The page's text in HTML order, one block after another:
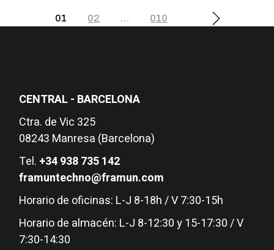
Paginación
01 02 … 010
CENTRAL - BARCELONA
Ctra. de Vic 325
08243 Manresa (Barcelona)
Tel. +34 938 735 142
framuntechno@framun.com
Horario de oficinas: L-J 8-18h / V 7:30-15h
Horario de almacén: L-J 8-12:30 y 15-17:30 / V
7:30-14:30